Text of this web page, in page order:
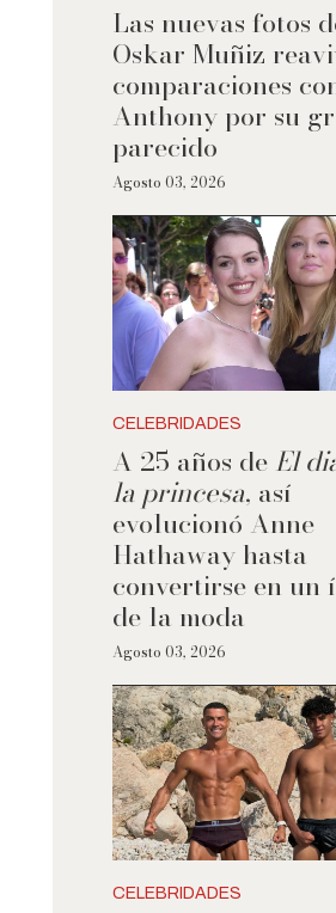
Las nuevas fotos
Oskar Muñiz
comparaciones
Anthony por su
parecido
Agosto 03, 2026
CELEBRIDADES
A 25 años de El
la princesa, así
evolucionó Anne
Hathaway hasta
convertirse en un
de la moda
Agosto 03, 2026
CELEBRIDADES